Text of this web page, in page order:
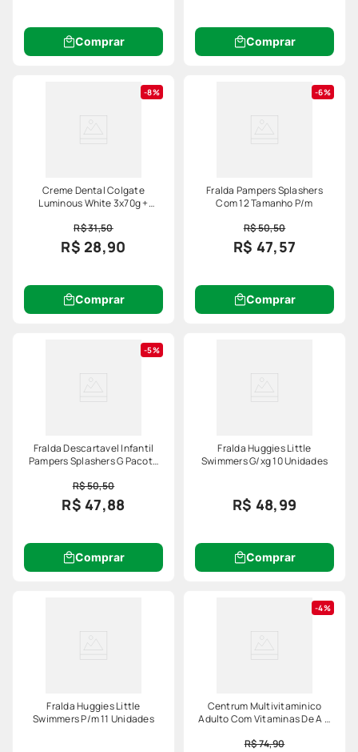
Comprar Comprar
8%
Creme Dental Colgate
Luminous White 3x70g +
R$ 31,50
R$ 28,90
Comprar
6%
Fralda Pampers Splashers
Com 12 Tamanho P/m
R$ 50,50
R$ 47,57
Comprar
5%
Fralda Descartavel Infantil
Pampers Splashers G Pacote
R$ 50,50
R$ 47,88
Comprar
Fralda Huggies Little
Swimmers G/xg 10 Unidades
R$ 48,99
Comprar
Fralda Huggies Little
Swimmers P/m 11 Unidades
4%
Centrum Multivitaminico
Adulto Com Vitaminas De A A
R$ 74,90